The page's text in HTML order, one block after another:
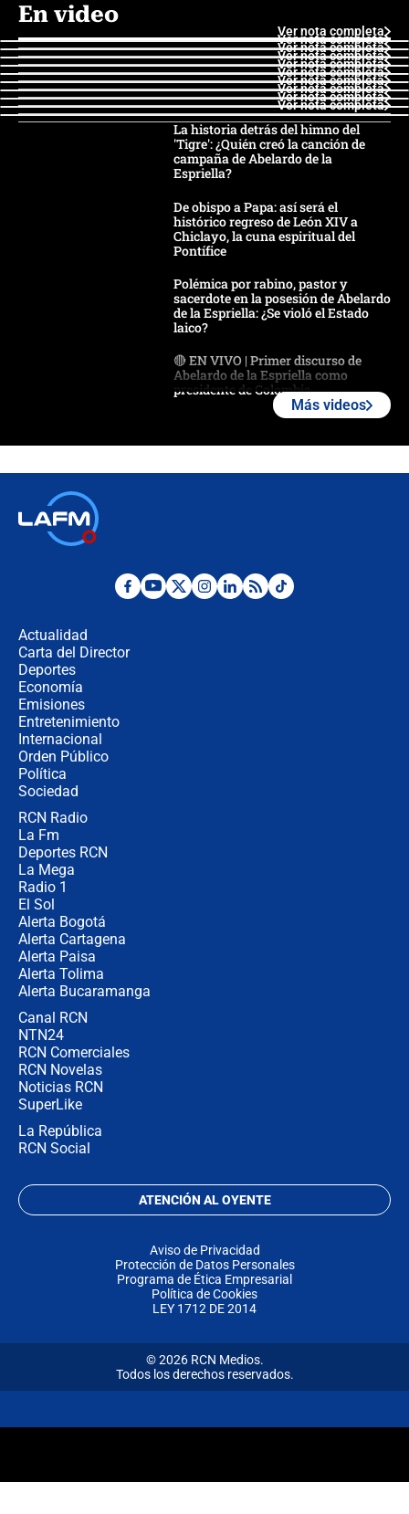
En video
Ver nota completa
Ver nota completa
Ver nota completa
Ver nota completa
Ver nota completa
Ver nota completa
Ver nota completa
Ver nota completa
Ver nota completa
Ver nota completa
La historia detrás del himno del
'Tigre': ¿Quién creó la canción de
campaña de Abelardo de la
Espriella?
De obispo a Papa: así será el
histórico regreso de León XIV a
Chiclayo, la cuna espiritual del
Pontífice
Polémica por rabino, pastor y
sacerdote en la posesión de Abelardo
de la Espriella: ¿Se violó el Estado
laico?
🔴 EN VIVO | Primer discurso de
Abelardo de la Espriella como
presidente de Colombia
Desde dermatitis hasta infecciones:
Más videos
Actualidad
Carta del Director
Deportes
Economía
Emisiones
Entretenimiento
Internacional
Orden Público
Política
Sociedad
RCN Radio
La Fm
Deportes RCN
La Mega
Radio 1
El Sol
Alerta Bogotá
Alerta Cartagena
Alerta Paisa
Alerta Tolima
Alerta Bucaramanga
Canal RCN
NTN24
RCN Comerciales
RCN Novelas
Noticias RCN
SuperLike
La República
RCN Social
ATENCIÓN AL OYENTE
Aviso de Privacidad
Protección de Datos Personales
Programa de Ética Empresarial
Política de Cookies
LEY 1712 DE 2014
© 2026 RCN Medios.
Todos los derechos reservados.